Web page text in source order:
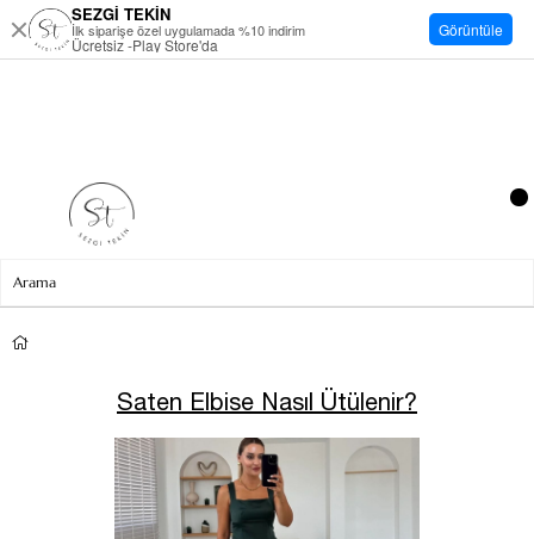
Saten Elbise Nasıl Ütülenir?
SEZGİ TEKİN
İlk siparişe özel uygulamada %10 indirim
Ücretsiz -Play Store'da
Görüntüle